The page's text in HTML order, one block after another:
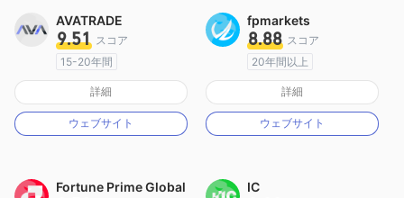
AVATRADE
9.51 スコア
15-20年間
オーストラリア規制
マーケットメイキングライセンス（MM）
MT4フルライセンス
詳細
ウェブサイト
fpmarkets
8.88 スコア
20年間以上
オーストラリア規制
マーケットメイキングライセンス（MM）
MT4フルライセンス
詳細
ウェブサイト
Fortune Prime Global IC